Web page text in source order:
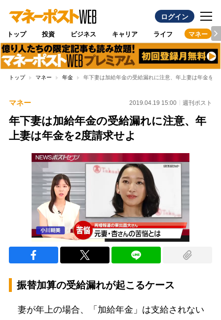
ログイン
トップ 投資 ビジネス キャリア ライフ マネー
トップ マネー 年金 年下妻は加給年金の受給漏れに注意、年上妻は年金を2
マネー 2019.04.19 15:00 週刊ポスト
年下妻は加給年金の受給漏れに注意、年
上妻は年金を2度請求せよ
振替加算の受給漏れが起こるケース
妻が年上の場合、「加給年金」は支給されない